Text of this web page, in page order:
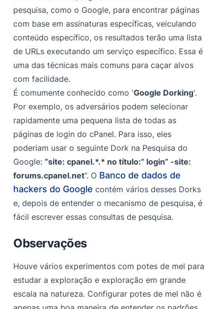
pesquisa, como o Google, para encontrar páginas
com base em assinaturas específicas, veiculando
conteúdo específico, os resultados terão uma lista
de URLs executando um serviço específico. Essa é
uma das técnicas mais comuns para caçar alvos
com facilidade.
É comumente conhecido como 'Google Dorking'.
Por exemplo, os adversários podem selecionar
rapidamente uma pequena lista de todas as
páginas de login do cPanel. Para isso, eles
poderiam usar o seguinte Dork na Pesquisa do
Google:“site: cpanel.*.* no título:” login” -site:
forums.cpanel.net”. O Banco de dados de
hackers do Google contém vários desses Dorks
e, depois de entender o mecanismo de pesquisa, é
fácil escrever essas consultas de pesquisa.
Observações
Houve vários experimentos com potes de mel para
estudar a exploração e exploração em grande
escala na natureza. Configurar potes de mel não é